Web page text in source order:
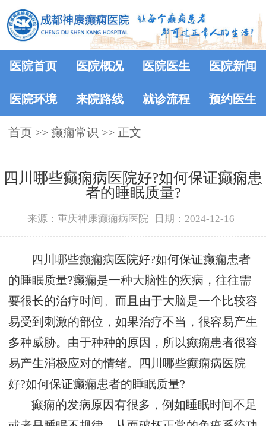
医院首页 医院概况 医院医生 医院新闻
医院环境 来院路线 就诊流程 预约医生
首页 >> 癫痫常识 >> 正文
四川哪些癫痫病医院好?如何保证癫痫患
者的睡眠质量?
来源：重庆神康癫痫病医院 日期：2024-12-16
四川哪些癫痫病医院好?如何保证癫痫患者
的睡眠质量?癫痫是一种大脑性的疾病，往往需
要很长的治疗时间。而且由于大脑是一个比较容
易受到刺激的部位，如果治疗不当，很容易产生
多种威胁。由于种种的原因，所以癫痫患者很容
易产生消极应对的情绪。四川哪些癫痫病医院
好?如何保证癫痫患者的睡眠质量?
癫痫的发病原因有很多，例如睡眠时间不足